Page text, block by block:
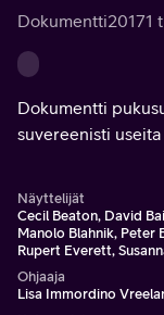
Dokumentti20171
Dokumentti
suvereenisti
Näyttelijät
Cecil Beaton, David
Manolo Blahnik, Peter
Rupert Everett,
Ohjaaja
Lisa Immordino